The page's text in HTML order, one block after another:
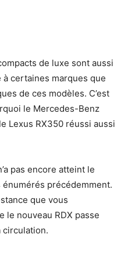
de luxe sont aussi
certaines marques que
de ces modèles. C’est
le Mercedes-Benz
Lexus RX350 réussi aussi
pas encore atteint le
précédemment.
que vous
le nouveau RDX passe
circulation.